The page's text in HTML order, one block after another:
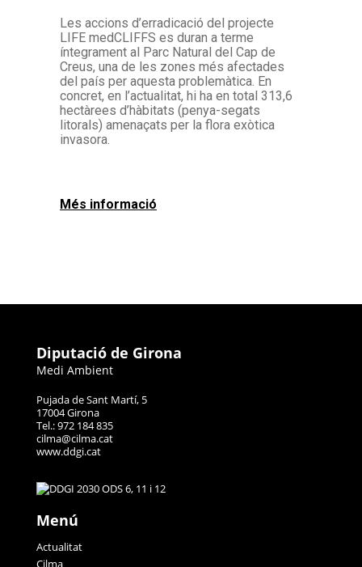
Les accions d’erradicació del projecte
LIFE medCLIFFS es duran a terme
íntegrament al Parc Natural del Cap de
Creus, una de les zones més afectades
del país per aquesta problemàtica. En
concret, en l’actualitat, hi ha en total 313,6
hectàrees d’hàbitats (penya-segats
litorals) amenaçats per la flora exòtica
invasora.
Més informació
Diputació de Girona
Medi Ambient
Pujada de Sant Martí, 5
17004 Girona
Tel.: 972 184 835
cilma@cilma.cat
www.ddgi.cat
Menú
Actualitat
Cilma